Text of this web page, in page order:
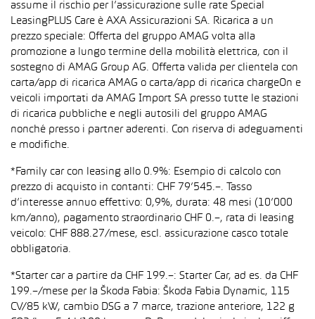
assume il rischio per l’assicurazione sulle rate Special
LeasingPLUS Care è AXA Assicurazioni SA. Ricarica a un
prezzo speciale: Offerta del gruppo AMAG volta alla
promozione a lungo termine della mobilità elettrica, con il
sostegno di AMAG Group AG. Offerta valida per clientela con
carta/app di ricarica AMAG o carta/app di ricarica chargeOn e
veicoli importati da AMAG Import SA presso tutte le stazioni
di ricarica pubbliche e negli autosili del gruppo AMAG
nonché presso i partner aderenti. Con riserva di adeguamenti
e modifiche.
*Family car con leasing allo 0.9%: Esempio di calcolo con
prezzo di acquisto in contanti: CHF 79’545.–. Tasso
d’interesse annuo effettivo: 0,9%, durata: 48 mesi (10’000
km/anno), pagamento straordinario CHF 0.–, rata di leasing
veicolo: CHF 888.27/mese, escl. assicurazione casco totale
obbligatoria.
*Starter car a partire da CHF 199.–: Starter Car, ad es. da CHF
199.–/mese per la Škoda Fabia: Škoda Fabia Dynamic, 115
CV/85 kW, cambio DSG a 7 marce, trazione anteriore, 122 g